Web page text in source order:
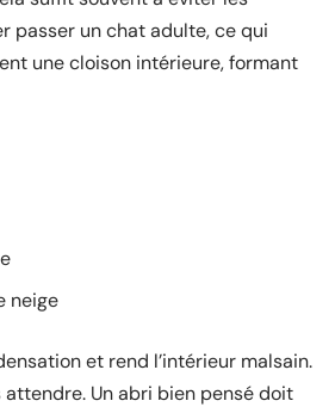
passer un chat adulte, ce qui
une cloison intérieure, formant
neige
et rend l’intérieur malsain.
Un abri bien pensé doit